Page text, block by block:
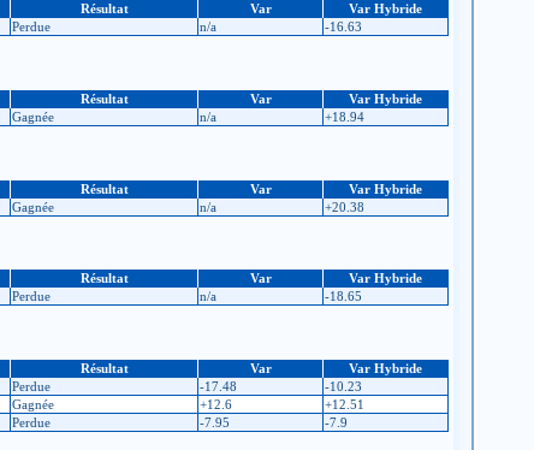
Résultat Var
Var Hybride
Perdue n/a -16.63
Résultat Var
Var Hybride
Gagnée n/a +18.94
Résultat Var
Var Hybride
Gagnée n/a +20.38
Résultat Var
Var Hybride
Perdue n/a -18.65
Résultat Var
Var Hybride
Perdue -17.48
-10.23
Gagnée +12.6
+12.51
Perdue -7.95 -7.9